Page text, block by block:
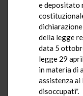
e depositato
della legge
data 5
legge 29
in materia di
assistenza
disoccupati".